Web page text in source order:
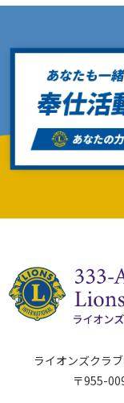
ライオンズクラ
〒955-